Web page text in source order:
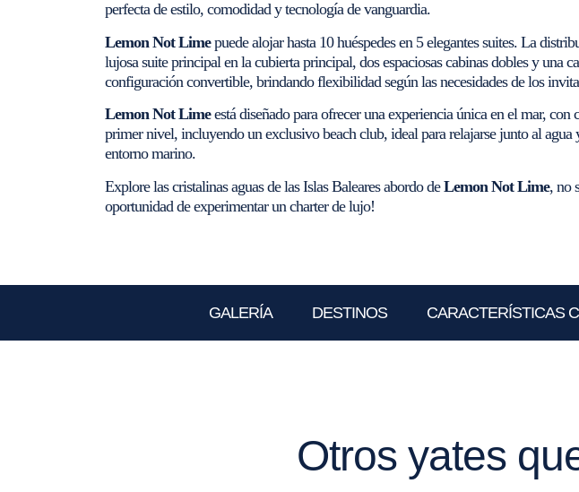
perfecta de estilo, comodidad y tecnología de vanguardia.
Lemon Not Limepuede alojar hasta 10 huéspedes en 5 elegantes suites. La
lujosa suite principal en la cubierta principal, dos espaciosas cabinas dobles y una
configuración convertible, brindando flexibilidad según las necesidades de los
Lemon Not Limeestá diseñado para ofrecer una experiencia única en el mar, con
primer nivel, incluyendo un exclusivo beach club, ideal para relajarse junto al agua
entorno marino.
Explore las cristalinas aguas de las Islas Baleares abordo deLemon Not Lime, no
oportunidad de experimentar un charter de lujo!
GALERÍA DESTINOS CARACTERÍSTICAS
Otros yates